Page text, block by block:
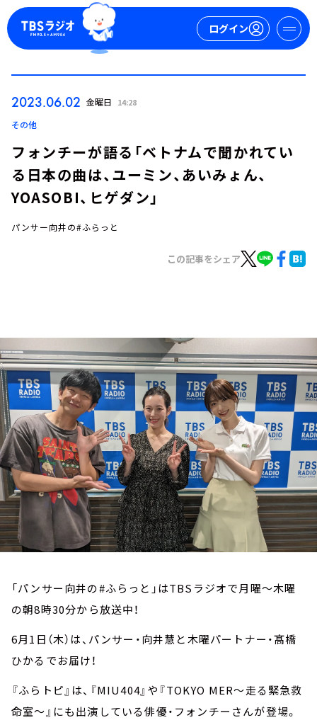
ログイン
イベント・グッズ
YouTube
会社情報
2023.06.02 金曜日 14:28
その他
フォンチーが語る「ベトナムで聞かれてい
る日本の曲は、ユーミン、あいみょん、
YOASOBI、ヒゲダン」
パンサー向井の#ふらっと
この記事をシェア
「パンサー向井の#ふらっと」はTBSラジオで月曜～木曜
の朝8時30分から放送中！
6月1日（木）は、パンサー・向井慧と木曜パートナー・髙橋
ひかるでお届け！
『ふらトピ』は、『MIU404』や『TOKYO MER～走る緊急救
命室～』にも出演している俳優・フォンチーさんが登場。